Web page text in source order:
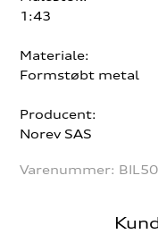
1:43
Materiale:
Formstøbt metal
Producent:
Norev SAS
Varenummer: